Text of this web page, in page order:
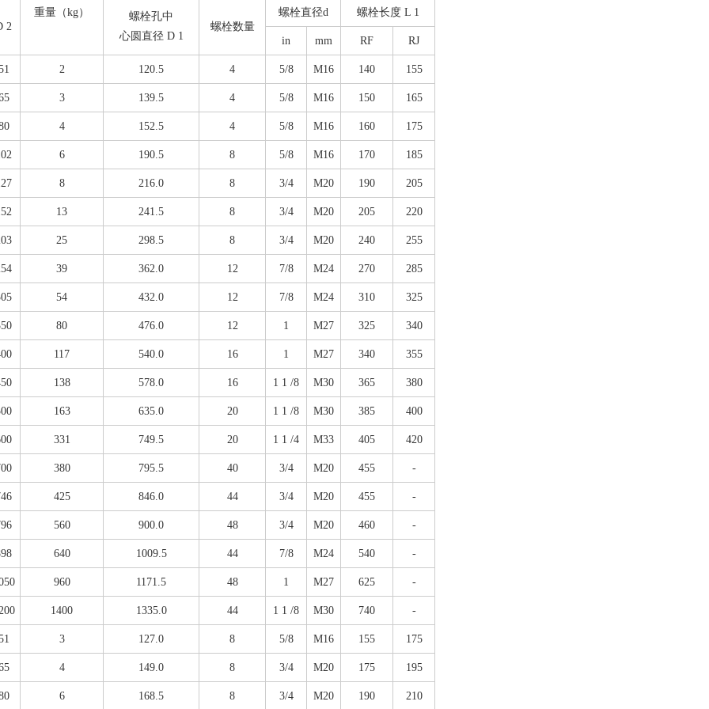
重量（kg）
2
螺栓孔中
心圆直径 D 1
螺栓数量
螺栓直径d 螺栓长度 L 1
in mm RF RJ
2 120.5 4 5/8 M16 140 155
3 139.5 4 5/8 M16 150 165
4 152.5 4 5/8 M16 160 175
6 190.5 8 5/8 M16 170 185
8 216.0 8 3/4 M20 190 205
13 241.5 8 3/4 M20 205 220
25 298.5 8 3/4 M20 240 255
39 362.0 12 7/8 M24 270 285
54 432.0 12 7/8 M24 310 325
80 476.0 12 1 M27 325 340
117 540.0 16 1 M27 340 355
138 578.0 16 1 1 /8 M30 365 380
163 635.0 20 1 1 /8 M30 385 400
331 749.5 20 1 1 /4 M33 405 420
380 795.5 40 3/4 M20 455 -
425 846.0 44 3/4 M20 455 -
560 900.0 48 3/4 M20 460 -
640 1009.5 44 7/8 M24 540 -
960 1171.5 48 1 M27 625 -
1400 1335.0 44 1 1 /8 M30 740 -
3 127.0 8 5/8 M16 155 175
4 149.0 8 3/4 M20 175 195
6 168.5 8 3/4 M20 190 210